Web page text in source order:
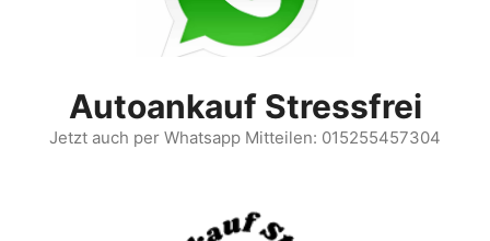
Autoankauf Stressfrei
Jetzt auch per Whatsapp Mitteilen: 015255457304